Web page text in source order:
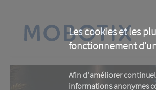
Les cookies et les
fonctionnement
Afin d'améliorer
informations anonymes
content